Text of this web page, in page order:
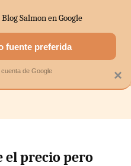
NUEVO
MERCADOS
el precio pero
×
Salmon en Google
fuente preferida
de Google